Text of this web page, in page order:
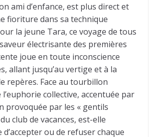
ami d’enfance, est plus direct et
fioriture dans sa technique
la jeune Tara, ce voyage de tous
électrisante des premières
joue en toute inconscience
allant jusqu’au vertige et à la
repères. Face au tourbillon
collective, accentuée par
provoquée par les « gentils
club de vacances, est-elle
ou de refuser chaque